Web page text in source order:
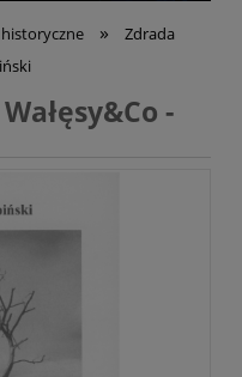
historyczne »
Zdrada
-